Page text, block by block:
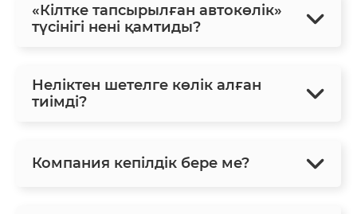
«Кілтке тапсырылған автокөлік»
түсінігі нені қамтиды?
Неліктен шетелге көлік алған
тиімді?
Компания кепілдік бере ме?